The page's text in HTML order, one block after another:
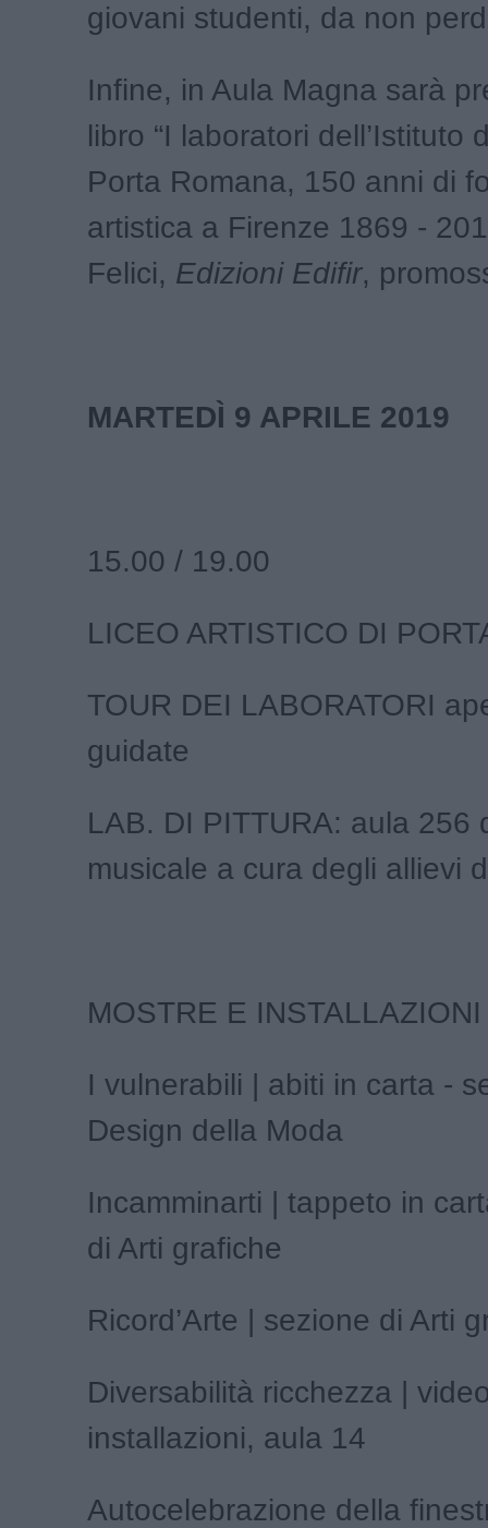
giovani studenti, da non
Infine, in Aula Magna sarà
libro “I laboratori dell’Istituto
Porta Romana, 150 anni di
artistica a Firenze 1869 -
Felici, Edizioni Edifir,
MARTEDÌ 9 APRILE 2019
15.00 / 19.00
LICEO ARTISTICO DI
TOUR DEI LABORATORI
guidate
LAB. DI PITTURA: aula 256
musicale a cura degli allievi
MOSTRE E INSTALLAZIONI
I vulnerabili | abiti in carta -
Design della Moda
Incamminarti | tappeto in
di Arti grafiche
Ricord’Arte | sezione di Arti
Diversabilità ricchezza |
installazioni, aula 14
Autocelebrazione della